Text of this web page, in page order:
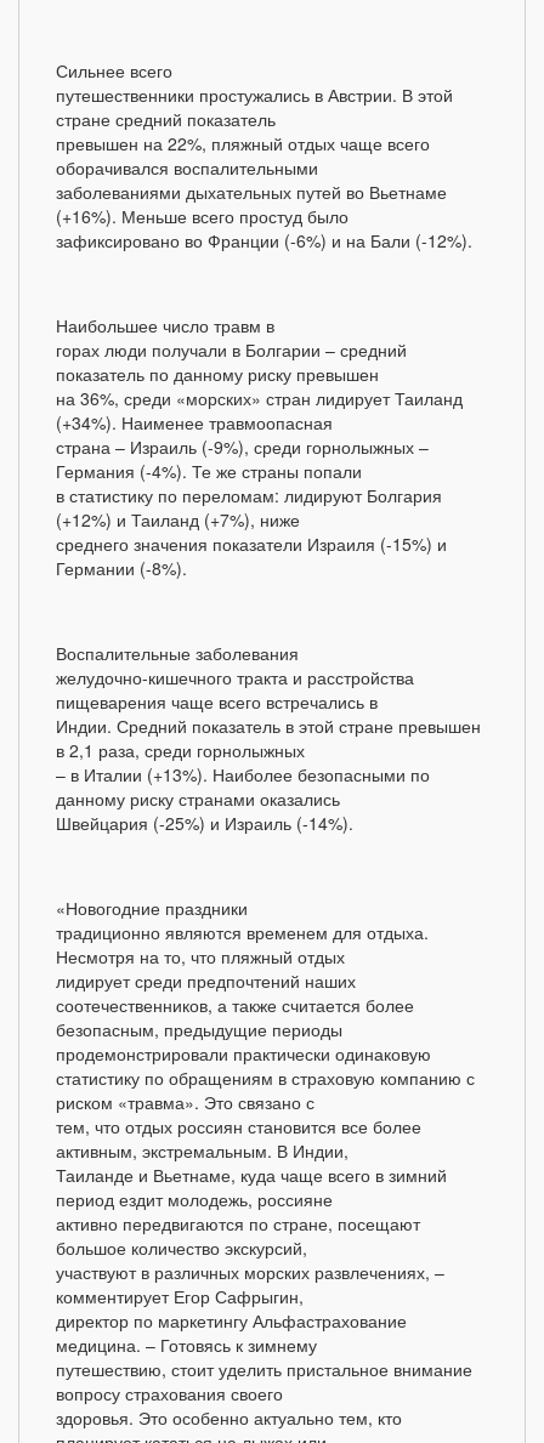
Сильнее всего
путешественники простужались в Австрии. В этой
стране средний показатель
превышен на 22%, пляжный отдых чаще всего
оборачивался воспалительными
заболеваниями дыхательных путей во Вьетнаме
(+16%). Меньше всего простуд было
зафиксировано во Франции (-6%) и на Бали (-12%).
Наибольшее число травм в
горах люди получали в Болгарии – средний
показатель по данному риску превышен
на 36%, среди «морских» стран лидирует Таиланд
(+34%). Наименее травмоопасная
страна – Израиль (-9%), среди горнолыжных –
Германия (-4%). Те же страны попали
в статистику по переломам: лидируют Болгария
(+12%) и Таиланд (+7%), ниже
среднего значения показатели Израиля (-15%) и
Германии (-8%).
Воспалительные заболевания
желудочно-кишечного тракта и расстройства
пищеварения чаще всего встречались в
Индии. Средний показатель в этой стране превышен
в 2,1 раза, среди горнолыжных
– в Италии (+13%). Наиболее безопасными по
данному риску странами оказались
Швейцария (-25%) и Израиль (-14%).
«Новогодние праздники
традиционно являются временем для отдыха.
Несмотря на то, что пляжный отдых
лидирует среди предпочтений наших
соотечественников, а также считается более
безопасным, предыдущие периоды
продемонстрировали практически одинаковую
статистику по обращениям в страховую компанию с
риском «травма». Это связано с
тем, что отдых россиян становится все более
активным, экстремальным. В Индии,
Таиланде и Вьетнаме, куда чаще всего в зимний
период ездит молодежь, россияне
активно передвигаются по стране, посещают
большое количество экскурсий,
участвуют в различных морских развлечениях, –
комментирует Егор Сафрыгин,
директор по маркетингу Альфастрахование
медицина. – Готовясь к зимнему
путешествию, стоит уделить пристальное внимание
вопросу страхования своего
здоровья. Это особенно актуально тем, кто